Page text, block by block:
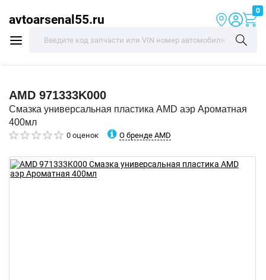
avtoarsenal55.ru
0
AMD 971333K000
Смазка универсальная пластика AMD аэр Ароматная
400мл
0 оценок О бренде AMD